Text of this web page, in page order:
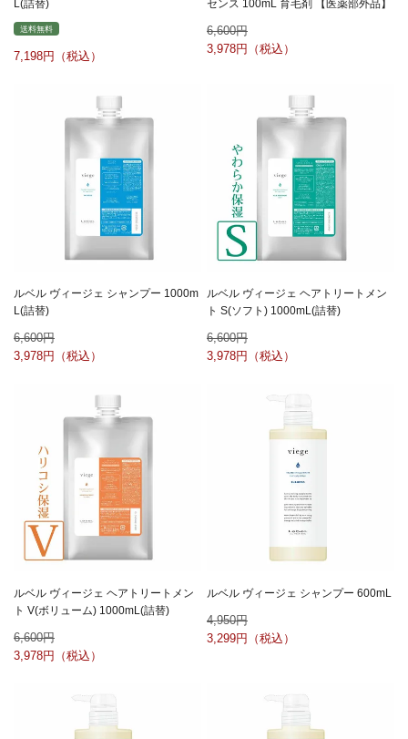
L(詰替)
送料無料
7,198
センス 100mL 育毛剤 【医薬部外品】
6,600
3,978
ルベル ヴィージェ シャンプー 1000m
L(詰替)
6,600
3,978
ルベル ヴィージェ ヘアトリートメン
ト S(ソフト) 1000mL(詰替)
6,600
3,978
ルベル ヴィージェ ヘアトリートメン
ト V(ボリューム) 1000mL(詰替)
6,600
3,978
ルベル ヴィージェ シャンプー 600mL
4,950
3,299